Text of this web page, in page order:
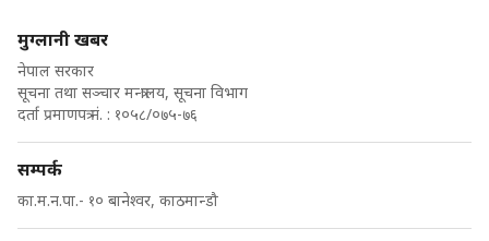
मुग्लानी खबर
नेपाल सरकार
सूचना तथा सञ्चार मन्त्रालय, सूचना विभाग
दर्ता प्रमाणपत्र नं. : १०५८/०७५-७६
सम्पर्क
का.म.न.पा.- १० बानेश्वर, काठमान्डौ